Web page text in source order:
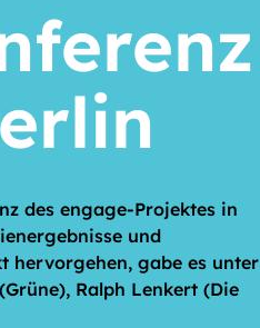
des engage-Projektes in
und
hervorgehen, gabe es unter
Ralph Lenkert (Die